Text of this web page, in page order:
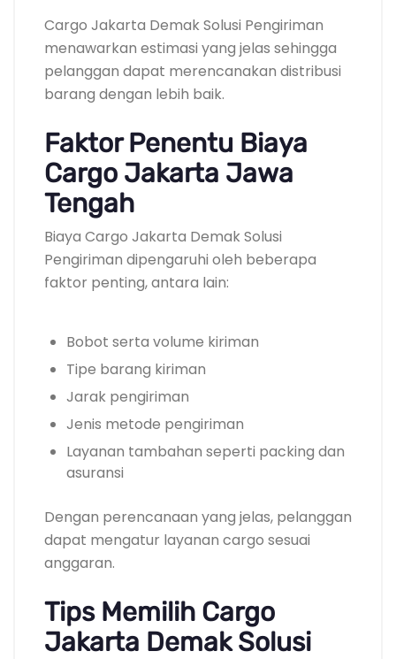
Cargo Jakarta Demak Solusi Pengiriman
menawarkan estimasi yang jelas sehingga
pelanggan dapat merencanakan distribusi
barang dengan lebih baik.
Faktor Penentu Biaya
Cargo Jakarta Jawa
Tengah
Biaya Cargo Jakarta Demak Solusi
Pengiriman dipengaruhi oleh beberapa
faktor penting, antara lain:
Bobot serta volume kiriman
Tipe barang kiriman
Jarak pengiriman
Jenis metode pengiriman
Layanan tambahan seperti packing dan
asuransi
Dengan perencanaan yang jelas, pelanggan
dapat mengatur layanan cargo sesuai
anggaran.
Tips Memilih Cargo
Jakarta Demak Solusi